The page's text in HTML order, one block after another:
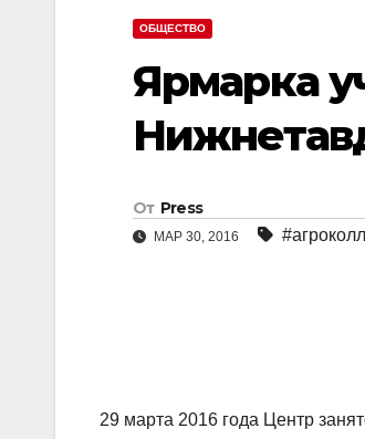
ОБЩЕСТВО
Ярмарка
От Press
МАР 30, 2016
29 марта 2016 года Центр